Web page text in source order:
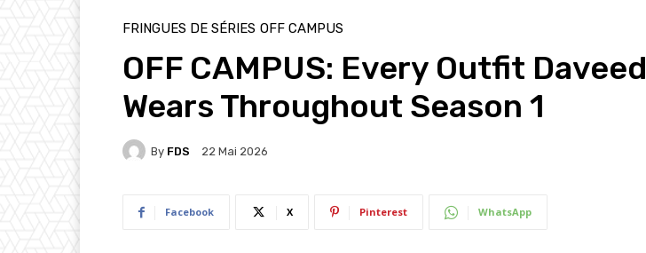
FRINGUES DE SÉRIES OFF CAMPUS
OFF CAMPUS: Every Outfit Daveed
Wears Throughout Season 1
By FDS 22 Mai 2026
Facebook X Pinterest WhatsApp